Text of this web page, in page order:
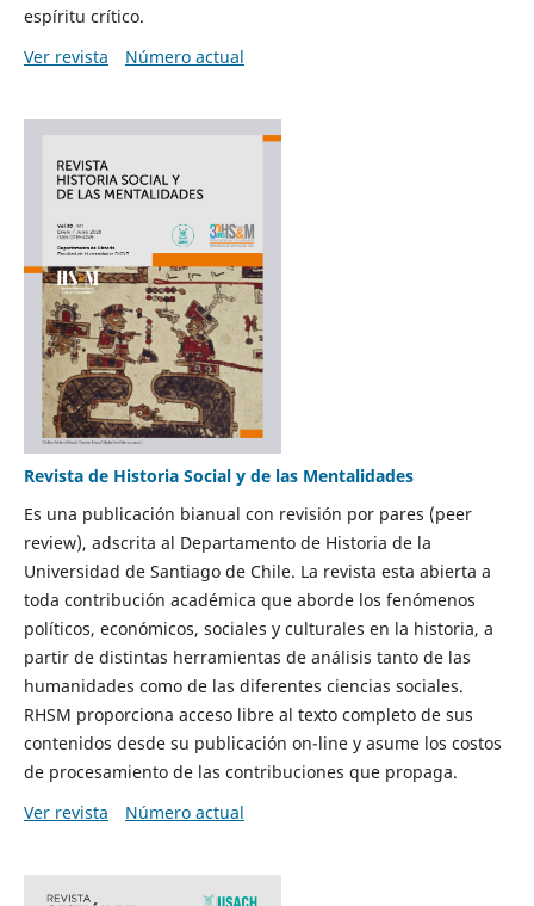
espíritu crítico.
Ver revista
Número actual
Revista de Historia Social y de las Mentalidades
Es una publicación bianual con revisión por pares (peer
review), adscrita al Departamento de Historia de la
Universidad de Santiago de Chile. La revista esta abierta a
toda contribución académica que aborde los fenómenos
políticos, económicos, sociales y culturales en la historia, a
partir de distintas herramientas de análisis tanto de las
humanidades como de las diferentes ciencias sociales.
RHSM proporciona acceso libre al texto completo de sus
contenidos desde su publicación on-line y asume los costos
de procesamiento de las contribuciones que propaga.
Ver revista
Número actual